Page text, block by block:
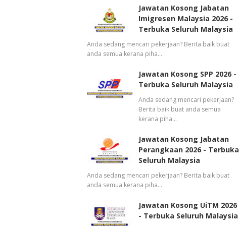
Jawatan Kosong Jabatan
Imigresen Malaysia 2026 -
Terbuka Seluruh Malaysia
Anda sedang mencari pekerjaan? Berita baik buat
anda semua kerana piha…
Jawatan Kosong SPP 2026 -
Terbuka Seluruh Malaysia
Anda sedang mencari pekerjaan?
Berita baik buat anda semua
kerana piha…
Jawatan Kosong Jabatan
Perangkaan 2026 - Terbuka
Seluruh Malaysia
Anda sedang mencari pekerjaan? Berita baik buat
anda semua kerana piha…
Jawatan Kosong UiTM 2026
- Terbuka Seluruh Malaysia